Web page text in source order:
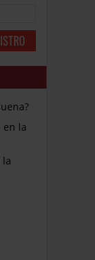
en la
la